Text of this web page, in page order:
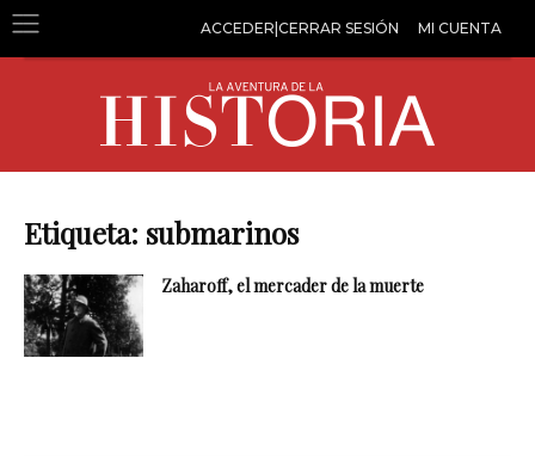
ACCEDER|CERRAR SESIÓN MI CUENTA
Etiqueta: submarinos
Zaharoff, el mercader de la muerte